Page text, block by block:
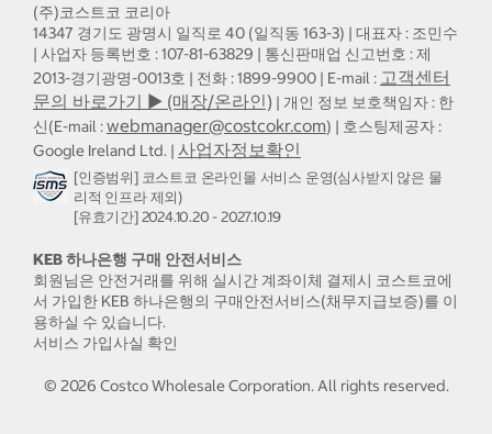
(주)코스트코 코리아
14347 경기도 광명시 일직로 40 (일직동 163-3) | 대표자 : 조민수
| 사업자 등록번호 : 107-81-63829 | 통신판매업 신고번호 : 제
2013-경기광명-0013호 | 전화 : 1899-9900 | E-mail : 고객센터
문의 바로가기 ▶ (매장/온라인) | 개인 정보 보호책임자 : 한
신(E-mail :webmanager@costcokr.com) | 호스팅제공자 :
Google Ireland Ltd. | 사업자정보확인
[인증범위] 코스트코 온라인몰 서비스 운영(심사받지 않은 물
리적 인프라 제외)
[유효기간] 2024.10.20 - 2027.10.19
KEB 하나은행 구매 안전서비스
회원님은 안전거래를 위해 실시간 계좌이체 결제시 코스트코에
서 가입한 KEB 하나은행의 구매안전서비스(채무지급보증)를 이
용하실 수 있습니다.
서비스 가입사실 확인
© 2026 Costco Wholesale Corporation.All rights reserved.